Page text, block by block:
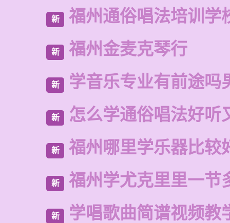
新 福州通俗唱法培训学
新 福州金麦克琴行
新 学音乐专业有前途吗
新 怎么学通俗唱法好听
新 福州哪里学乐器比较
新 福州学尤克里里一节
新 学唱歌曲简谱视频教